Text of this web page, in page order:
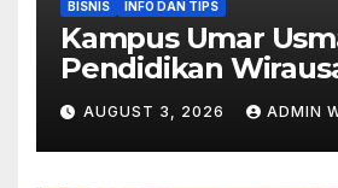
BISNIS INFO DAN TIPS
Kampus Umar
Pendidikan
AUGUST 3, 2026 ADMIN